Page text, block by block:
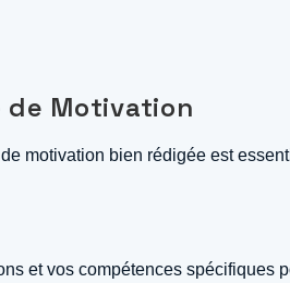
de Motivation
motivation bien rédigée est
et vos compétences spécifiques